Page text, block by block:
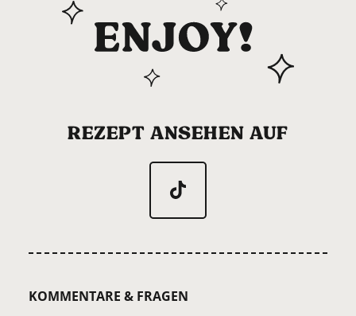
REZEPT ANSEHEN AUF
KOMMENTARE & FRAGEN